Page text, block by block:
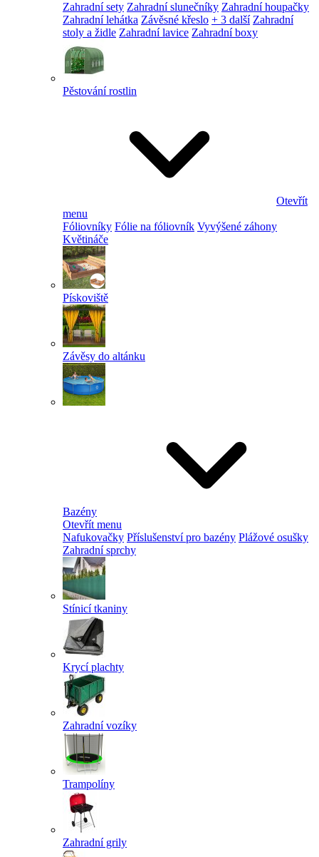
Zahradní sety Zahradní slunečníky Zahradní houpačky
Zahradní lehátka Závěsné křeslo + 3 další Zahradní
stoly a židle Zahradní lavice Zahradní boxy
Pěstování rostlin
Otevřít
menu
Fóliovníky Fólie na fóliovník Vyvýšené záhony
Květináče
Pískoviště
Závěsy do altánku
Bazény
Otevřít menu
Nafukovačky Příslušenství pro bazény Plážové osušky
Zahradní sprchy
Stínicí tkaniny
Krycí plachty
Zahradní vozíky
Trampolíny
Zahradní grily